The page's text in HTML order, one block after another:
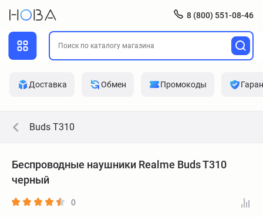
8 (800) 551-08-46
Доставка Обмен Промокоды
Buds T310
Беспроводные наушники Realme Buds T310
черный
0